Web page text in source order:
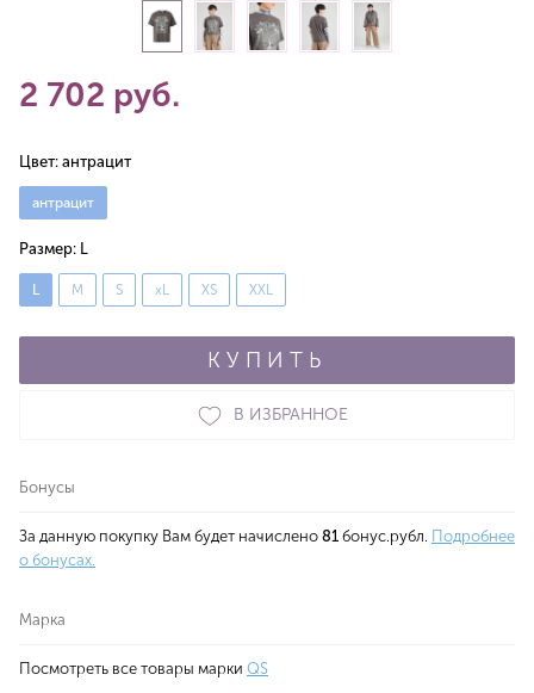
2 702 руб.
Цвет: антрацит
антрацит
Размер: L
L M S xL XS XXL
КУПИТЬ
В ИЗБРАННОЕ
Бонусы
За данную покупку Вам будет начислено 81 бонус.рубл. Подробнее
о бонусах.
Марка
Посмотреть все товары марки QS